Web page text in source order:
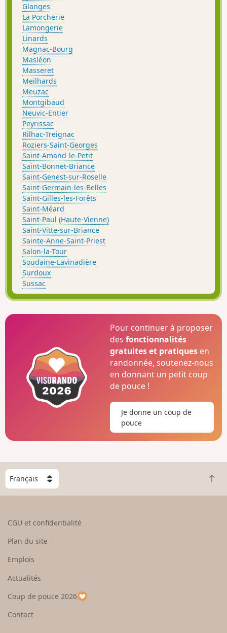
Glanges
La Porcherie
Lamongerie
Linards
Magnac-Bourg
Masléon
Masseret
Meilhards
Meuzac
Montgibaud
Neuvic-Entier
Peyrissac
Rilhac-Treignac
Roziers-Saint-Georges
Saint-Amand-le-Petit
Saint-Bonnet-Briance
Saint-Genest-sur-Roselle
Saint-Germain-les-Belles
Saint-Gilles-les-Forêts
Saint-Méard
Saint-Paul (Haute-Vienne)
Saint-Vitte-sur-Briance
Sainte-Anne-Saint-Priest
Salon-la-Tour
Soudaine-Lavinadière
Surdoux
Sussac
Pour continuer à proposer
desfonctionnalités
gratuites et pratiques en
randonnée, soutenez-nous
en donnant un petit coup
de pouce !
Je donne un coup de
pouce
C
h
o
e
u
p
a
R
e
CGU et confidentialité
Plan du site
Emplois
Actualités
Coup de pouce 2026
Contact